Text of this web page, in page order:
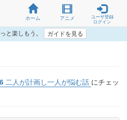
ホーム アニメ
ユーザ登録
ログイン
と楽しもう。 ガイドを見る
二人が計画し一人が悩む話 にチェッ